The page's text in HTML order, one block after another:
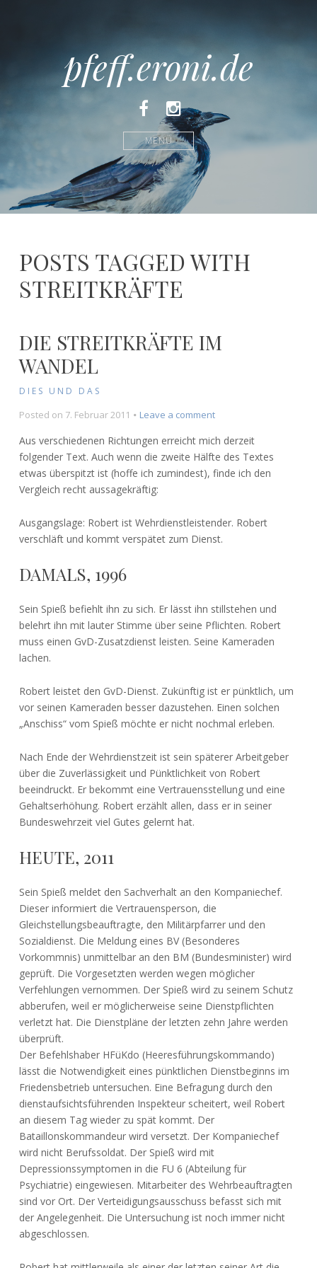
pfeff.eroni.de
FacebookInstagram
MENÜ
POSTS TAGGED WITH
STREITKRÄFTE
DIE STREITKRÄFTE IM
WANDEL
DIES UND DAS
Posted on 7. Februar 2011 Leave a commenton
Streitkräfte
im
Wandel
Aus verschiedenen Richtungen erreicht mich derzeit
folgender Text. Auch wenn die zweite Hälfte des Textes
etwas überspitzt ist (hoffe ich zumindest), finde ich den
Vergleich recht aussagekräftig:
Ausgangslage: Robert ist Wehrdienstleistender. Robert
verschläft und kommt verspätet zum Dienst.
DAMALS, 1996
Sein Spieß befiehlt ihn zu sich. Er lässt ihn stillstehen und
belehrt ihn mit lauter Stimme über seine Pflichten. Robert
muss einen GvD-Zusatzdienst leisten. Seine Kameraden
lachen.
Robert leistet den GvD-Dienst. Zukünftig ist er pünktlich, um
vor seinen Kameraden besser dazustehen. Einen solchen
„Anschiss“ vom Spieß möchte er nicht nochmal erleben.
Nach Ende der Wehrdienstzeit ist sein späterer Arbeitgeber
über die Zuverlässigkeit und Pünktlichkeit von Robert
beeindruckt. Er bekommt eine Vertrauensstellung und eine
Gehaltserhöhung. Robert erzählt allen, dass er in seiner
Bundeswehrzeit viel Gutes gelernt hat.
HEUTE, 2011
Sein Spieß meldet den Sachverhalt an den Kompaniechef.
Dieser informiert die Vertrauensperson, die
Gleichstellungsbeauftragte, den Militärpfarrer und den
Sozialdienst. Die Meldung eines BV (Besonderes
Vorkommnis) unmittelbar an den BM (Bundesminister) wird
geprüft. Die Vorgesetzten werden wegen möglicher
Verfehlungen vernommen. Der Spieß wird zu seinem Schutz
abberufen, weil er möglicherweise seine Dienstpflichten
verletzt hat. Die Dienstpläne der letzten zehn Jahre werden
überprüft.
Der Befehlshaber HFüKdo (Heeresführungskommando)
lässt die Notwendigkeit eines pünktlichen Dienstbeginns im
Friedensbetrieb untersuchen. Eine Befragung durch den
dienstaufsichtsführenden Inspekteur scheitert, weil Robert
an diesem Tag wieder zu spät kommt. Der
Bataillonskommandeur wird versetzt. Der Kompaniechef
wird nicht Berufssoldat. Der Spieß wird mit
Depressionssymptomen in die FU 6 (Abteilung für
Psychiatrie) eingewiesen. Mitarbeiter des Wehrbeauftragten
sind vor Ort. Der Verteidigungsausschuss befasst sich mit
der Angelegenheit. Die Untersuchung ist noch immer nicht
abgeschlossen.